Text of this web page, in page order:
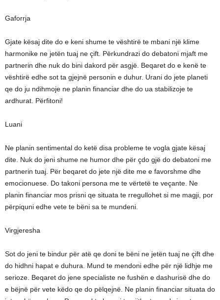
Gaforrja
Gjate kësaj dite do e keni shume te vështirë te mbani një klime
harmonike ne jetën tuaj ne çift. Përkundrazi do debatoni mjaft me
partnerin dhe nuk do bini dakord për asgjë. Beqaret do e kenë te
vështirë edhe sot ta gjejnë personin e duhur. Urani do jete planeti
qe do ju ndihmoje ne planin financiar dhe do ua stabilizoje te
ardhurat. Përfitoni!
Luani
Ne planin sentimental do ketë disa probleme te vogla gjate kësaj
dite. Nuk do jeni shume ne humor dhe për çdo gjë do debatoni me
partnerin tuaj. Për beqaret do jete një dite me e favorshme dhe
emocionuese. Do takoni persona me te vërtetë te veçante. Ne
planin financiar mos prisni qe situata te rregullohet si me magji, por
përpiquni edhe vete te bëni sa te mundeni.
Virgjeresha
Sot do jeni te bindur për atë qe doni te bëni ne jetën tuaj ne çift dhe
do hidhni hapat e duhura. Mund te mendoni edhe për një lidhje me
serioze. Beqaret do jene specialiste ne fushën e dashurisë dhe do
e bëjnë për vete këdo qe do pëlqejnë. Ne planin financiar situata do